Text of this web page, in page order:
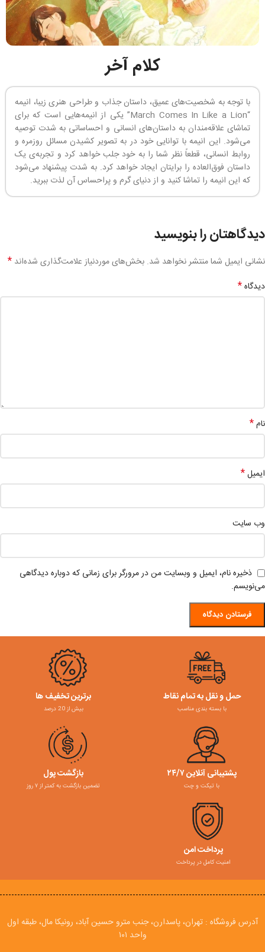
کلام آخر
با توجه به شخصیت‌های عمیق، داستان جذاب و طراحی هنری زیبا، انیمه
“March Comes In Like a Lion” یکی از انیمه‌هایی است که برای
تماشای علاقه‌مندان به داستان‌های انسانی و احساساتی به شدت توصیه
می‌شود. این انیمه با توانایی خود در به تصویر کشیدن مسائل روزمره و
روابط انسانی، قطعاً نظر شما را به خود جلب خواهد کرد و تجربه‌ی یک
داستان فوق‌العاده را برایتان ایجاد خواهد کرد. به شدت پیشنهاد می‌شود
که این انیمه را تماشا کنید و از دنیای گرم و پراحساس آن لذت ببرید.
دیدگاهتان را بنویسید
نشانی ایمیل شما منتشر نخواهد شد. بخش‌های موردنیاز علامت‌گذاری شده‌اند *
دیدگاه*
نام*
ایمیل*
وب‌ سایت
ذخیره نام، ایمیل و وبسایت من در مرورگر برای زمانی که دوباره دیدگاهی
می‌نویسم.
حمل و نقل به تمام نقاط
با بسته بندی مناسب
برترین تخفیف ها
بیش از 20 درصد
پشتیبانی آنلاین ۲۴/۷
با تیکت و چت
بازگشت پول
تضمین بازگشت به کمتر از ۷ روز
پرداخت امن
امنیت کامل در پرداخت
آدرس فروشگاه : تهران، پاسدارن، جنب مترو حسین آباد، رونیکا مال، طبقه اول
واحد ۱۰۱